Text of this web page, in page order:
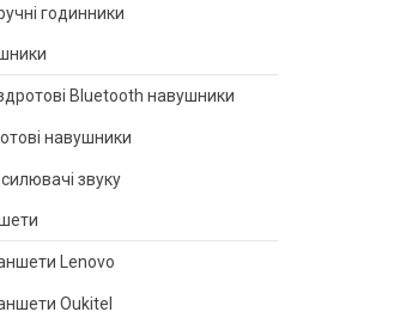
годинники
Bluetooth навушники
навушники
звуку
Lenovo
Oukitel